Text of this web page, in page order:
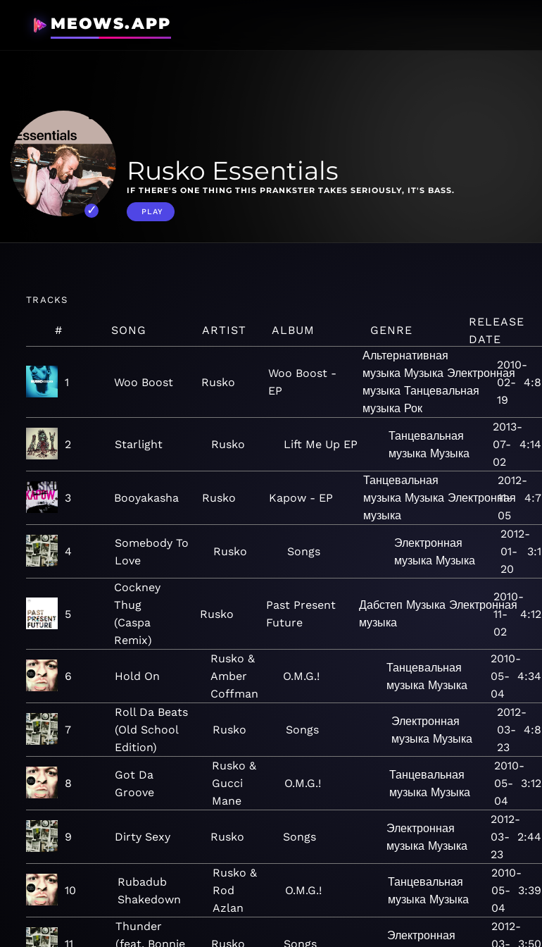
MEOWS.APP
Rusko Essentials
IF THERE'S ONE THING THIS PRANKSTER TAKES SERIOUSLY, IT'S BASS.
PLAY
TRACKS
# SONG ARTIST ALBUM GENRE
RELEASE
DATE
1 Woo Boost Rusko
Woo Boost -
EP
Альтернативная
музыка Музыка Электронная
музыка Танцевальная
музыка Рок
2010-
02-
19
4:8
2 Starlight Rusko Lift Me Up EP
Танцевальная
музыка Музыка
2013-
07-
02
4:14
3 Booyakasha Rusko Kapow - EP
Танцевальная
музыка Музыка Электронная
музыка
2012-
11-
05
4:7
4
Somebody To
Love
Rusko Songs
Электронная
музыка Музыка
2012-
01-
20
3:1
5
Cockney
Thug
(Caspa
Remix)
Rusko
Past Present
Future
Дабстеп Музыка Электронная
музыка
2010-
11-
02
4:12
6 Hold On
Rusko &
Amber
Coffman
O.M.G.!
Танцевальная
музыка Музыка
2010-
05-
04
4:34
7
Roll Da Beats
(Old School
Edition)
Rusko Songs
Электронная
музыка Музыка
2012-
03-
23
4:8
8
Got Da
Groove
Rusko &
Gucci
Mane
O.M.G.!
Танцевальная
музыка Музыка
2010-
05-
04
3:12
9 Dirty Sexy Rusko Songs
Электронная
музыка Музыка
2012-
03-
23
2:44
10
Rubadub
Shakedown
Rusko &
Rod
Azlan
O.M.G.!
Танцевальная
музыка Музыка
2010-
05-
04
3:39
11
Thunder
(feat. Bonnie
Rusko Songs
Электронная
2012-
03-
3:50